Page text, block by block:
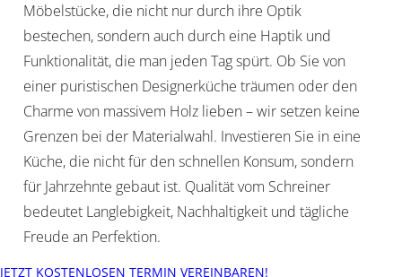
Möbelstücke, die nicht nur durch ihre Optik
bestechen, sondern auch durch eine Haptik und
Funktionalität, die man jeden Tag spürt. Ob Sie von
einer puristischen Designerküche träumen oder den
Charme von massivem Holz lieben – wir setzen keine
Grenzen bei der Materialwahl. Investieren Sie in eine
Küche, die nicht für den schnellen Konsum, sondern
für Jahrzehnte gebaut ist. Qualität vom Schreiner
bedeutet Langlebigkeit, Nachhaltigkeit und tägliche
Freude an Perfektion.
JETZT KOSTENLOSEN TERMIN VEREINBAREN!